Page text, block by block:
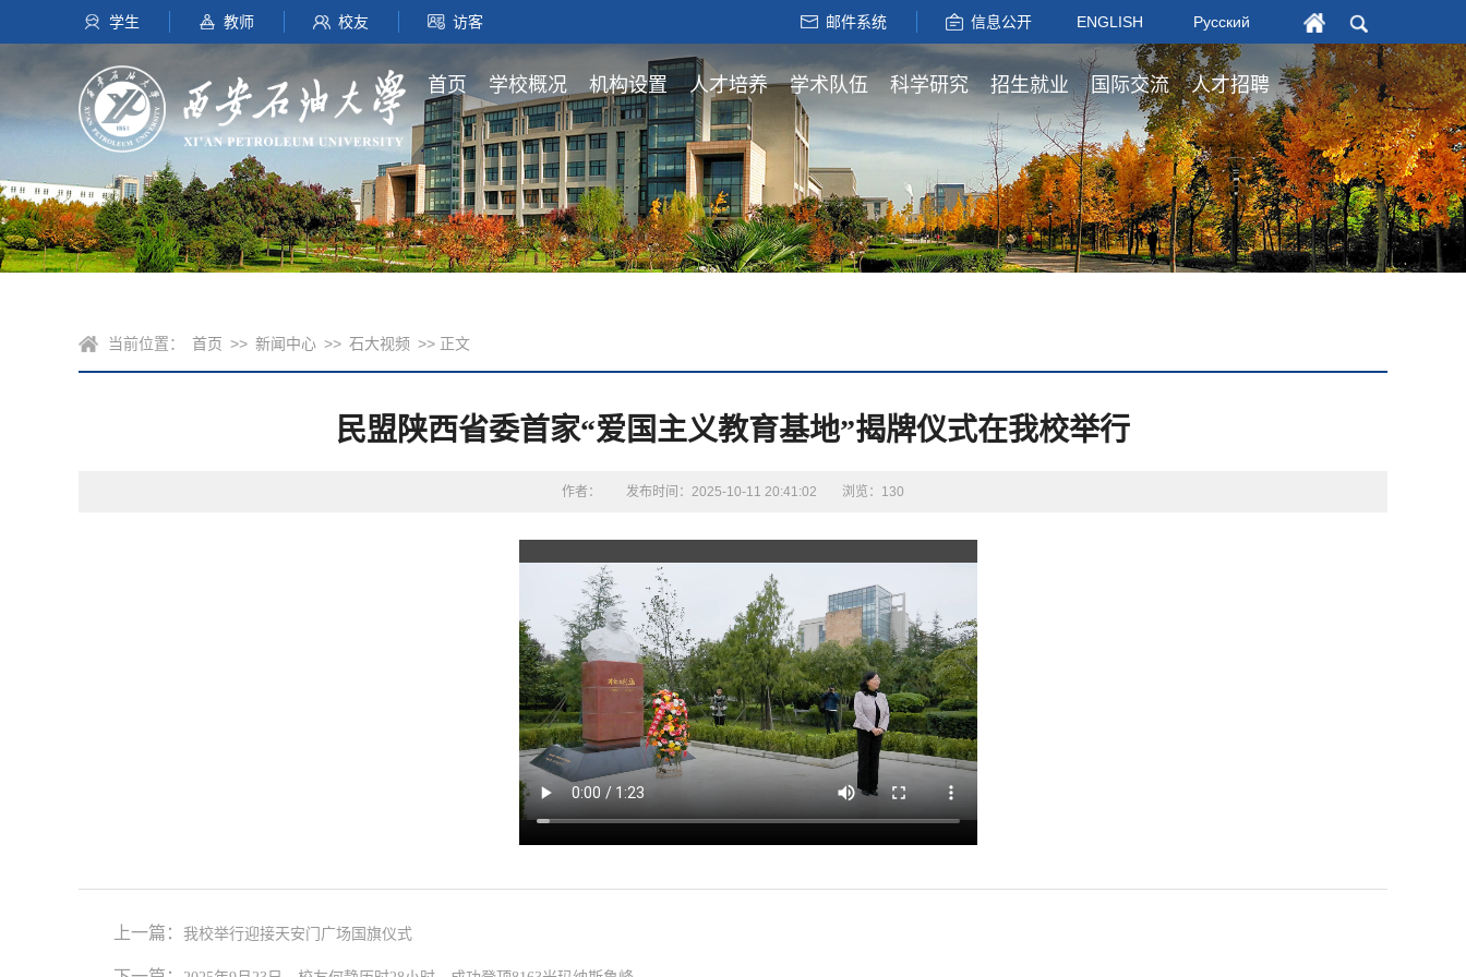
学生 教师 校友 访客 邮件系统 信息公开 ENGLISH Русский
首页 学校概况 机构设置 人才培养 学术队伍 科学研究 招生就业 国际交流 人才招聘
当前位置： 首页 >> 新闻中心 >> 石大视频 >> 正文
民盟陕西省委首家“爱国主义教育基地”揭牌仪式在我校举行
作者： 发布时间：2025-10-11 20:41:02 浏览： 130
上一篇： 我校举行迎接天安门广场国旗仪式